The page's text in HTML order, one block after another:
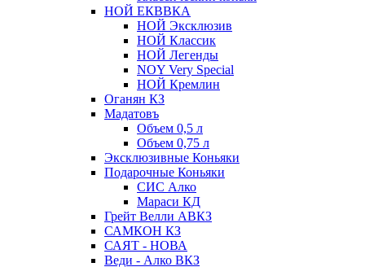
НОЙ ЕКВВКА
НОЙ Эксклюзив
НОЙ Классик
НОЙ Легенды
NOY Very Speсial
НОЙ Кремлин
Оганян КЗ
Мадатовъ
Объем 0,5 л
Объем 0,75 л
Эксклюзивные Коньяки
Подарочные Коньяки
СИС Алко
Мараси КД
Грейт Велли АВКЗ
САМКОН КЗ
САЯТ - НОВА
Веди - Алко ВКЗ